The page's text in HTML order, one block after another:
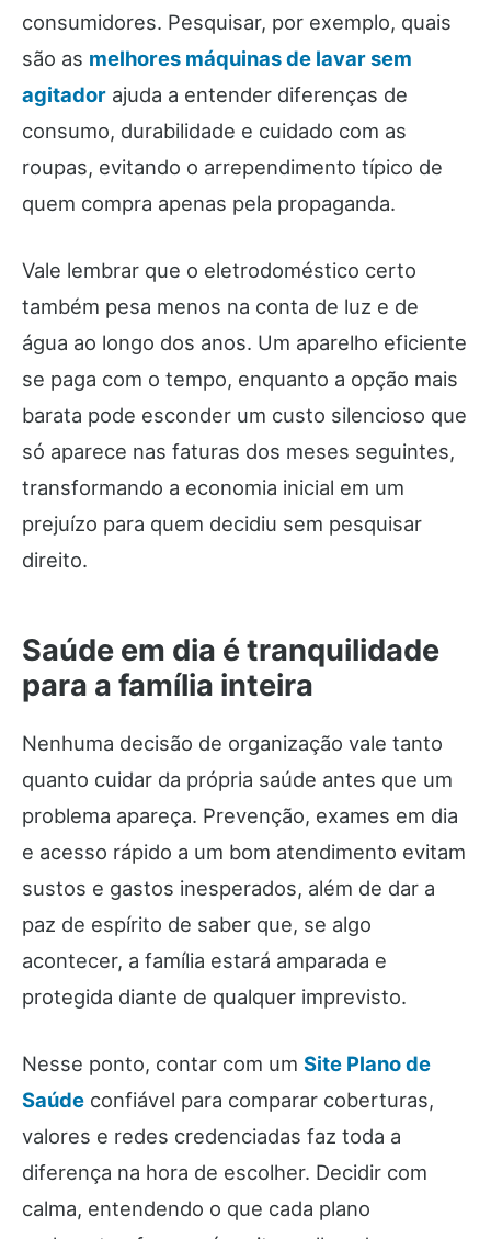
consumidores. Pesquisar, por exemplo, quais
são as melhores máquinas de lavar sem
agitador ajuda a entender diferenças de
consumo, durabilidade e cuidado com as
roupas, evitando o arrependimento típico de
quem compra apenas pela propaganda.
Vale lembrar que o eletrodoméstico certo
também pesa menos na conta de luz e de
água ao longo dos anos. Um aparelho eficiente
se paga com o tempo, enquanto a opção mais
barata pode esconder um custo silencioso que
só aparece nas faturas dos meses seguintes,
transformando a economia inicial em um
prejuízo para quem decidiu sem pesquisar
direito.
Saúde em dia é tranquilidade
para a família inteira
Nenhuma decisão de organização vale tanto
quanto cuidar da própria saúde antes que um
problema apareça. Prevenção, exames em dia
e acesso rápido a um bom atendimento evitam
sustos e gastos inesperados, além de dar a
paz de espírito de saber que, se algo
acontecer, a família estará amparada e
protegida diante de qualquer imprevisto.
Nesse ponto, contar com um Site Plano de
Saúde confiável para comparar coberturas,
valores e redes credenciadas faz toda a
diferença na hora de escolher. Decidir com
calma, entendendo o que cada plano